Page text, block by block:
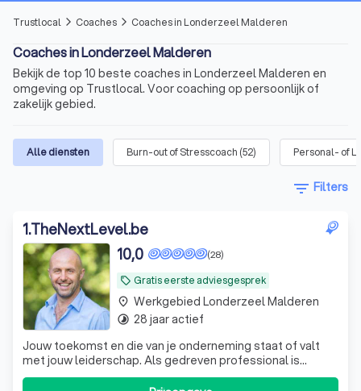
Trustlocal arrow_forward_ios Coaches arrow_forward_ios Coaches in Londerzeel Malderen
Coaches in Londerzeel Malderen
Bekijk de top 10 beste coaches in Londerzeel Malderen en
omgeving op Trustlocal. Voor coaching op persoonlijk of
zakelijk gebied.
Alle diensten Burn-out of Stresscoach (52) Personal- of
filter_list Filters
1.TheNextLevel.be
local_offer Gratis eerste adviesgesprek
(28)
10,0
Jouw toekomst en die van je onderneming staat of valt
met jouw leiderschap. Als gedreven professional is
coaching dé manier om naar the next level te groeien,
place Werkgebied Londerzeel Malderen
timelapse 28 jaar actief